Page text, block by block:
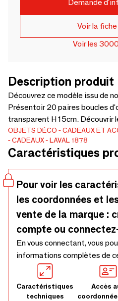
Demande
Voir la
Voir les
Description produit
Découvrez ce modèle issu de
Présentoir 20 paires boucles
transparent H 15cm. Découvrir
OBJETS DÉCO
CADEAUX ET
CADEAUX
LAVAL 1878
Caractéristiques
Pour voir les
les coordonnées et
vente de la marque :
compte ou
En vous connectant, vous
informations complètes de
Caractéristiques
techniques
Accès